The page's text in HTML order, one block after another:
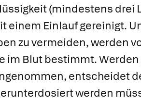
(mindestens drei
einem Einlauf gereinigt.
zu vermeiden, werden
im Blut bestimmt.
entscheidet
werden